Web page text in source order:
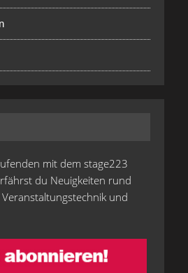
mit dem stage223
du Neuigkeiten rund
und